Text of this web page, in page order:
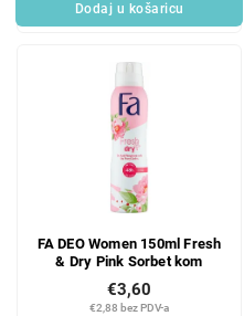
Dodaj u košaricu
FA DEO Women 150ml Fresh
& Dry Pink Sorbet kom
€2,88 bez PDV-a
€3,60